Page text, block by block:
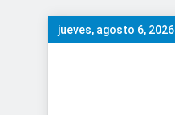
Saltar
al
jueves, agosto 6, 2026